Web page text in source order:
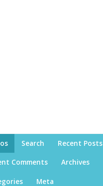
Search Recent Posts
Comments Archives
Meta